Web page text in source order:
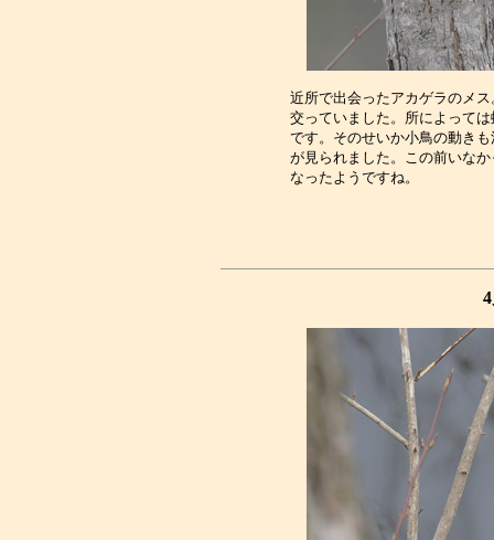
近所で出会ったアカゲラのメ
交っていました。所によって
です。そのせいか小鳥の動き
が見られました。この前いな